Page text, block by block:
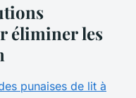
éliminer les
punaises de lit à